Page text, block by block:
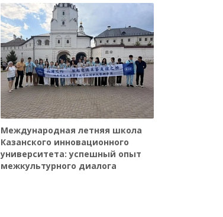
Международная летняя школа
Казанского инновационного
университета: успешный опыт
межкультурного диалога